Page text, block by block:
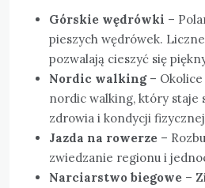
Górskie wędrówki –
pieszych wędrówek.
pozwalają cieszyć się
Nordic walking– Okolice
nordic walking, który staje
zdrowia i kondycji
Jazda na rowerze –
zwiedzanie regionu i
Narciarstwo biegowe –